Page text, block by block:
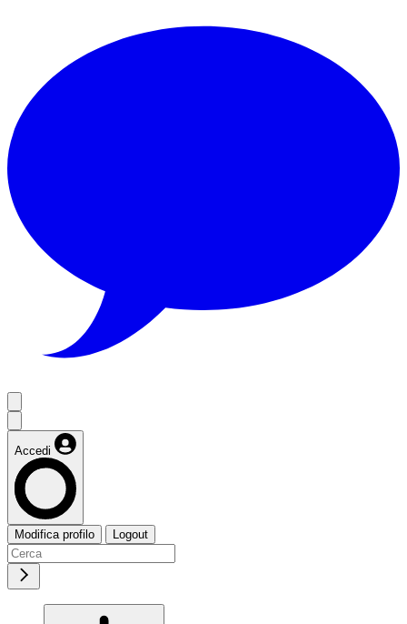
Accedi
Modifica profilo Logout